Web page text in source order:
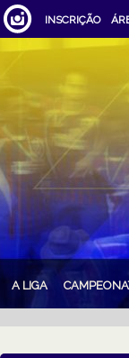
INSCRIÇÃO
A LIGA